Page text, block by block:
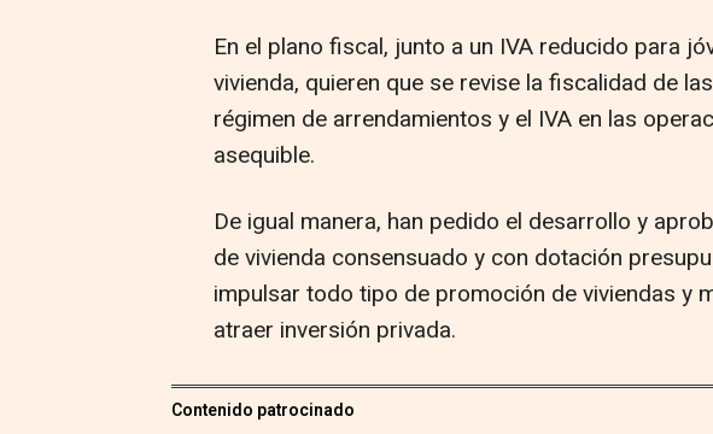
En el plano fiscal, junto a un IVA reducido para
vivienda, quieren que se revise la fiscalidad de
régimen de arrendamientos y el IVA en las
asequible.
De igual manera, han pedido el desarrollo y
de vivienda consensuado y con dotación
impulsar todo tipo de promoción de viviendas y
atraer inversión privada.
Contenido patrocinado